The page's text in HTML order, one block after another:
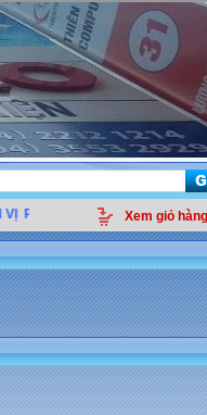
PHÂN PHỐI LINH KIỆN ĐIỆN TỬ
Xem giỏ hàng